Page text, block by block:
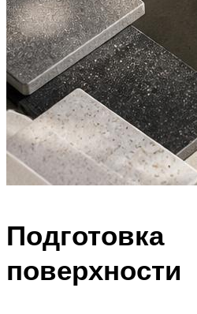
Подготовка
поверхности